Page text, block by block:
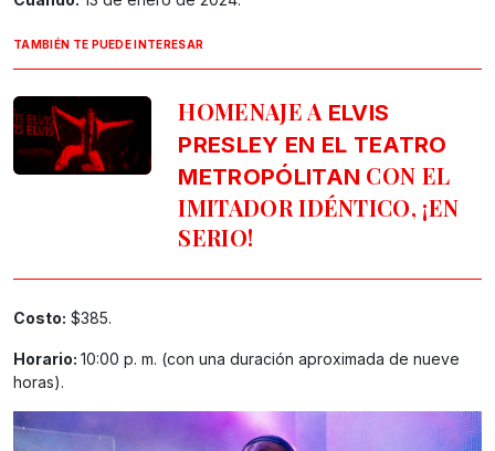
TAMBIÉN TE PUEDE INTERESAR
HOMENAJE AELVIS
PRESLEY EN EL TEATRO
METROPÓLITAN CON EL
IMITADOR IDÉNTICO, ¡EN
SERIO!
Costo: $385.
Horario: 10:00 p. m. (con una duración aproximada de nueve
horas).